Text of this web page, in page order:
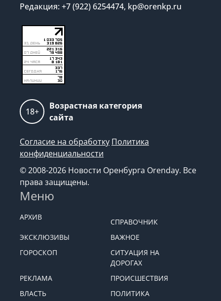
Редакция: +7 (922) 6254474, kp@orenkp.ru
18+
Возрастная категория
сайта
Согласие на обработку Политика
конфиденциальности
© 2008-2026 Новости Оренбурга Orenday. Все
права защищены.
Меню
АРХИВ
СПРАВОЧНИК
ЭКСКЛЮЗИВЫ
ВАЖНОЕ
ГОРОСКОП
СИТУАЦИЯ НА
ДОРОГАХ
РЕКЛАМА
ПРОИСШЕСТВИЯ
ВЛАСТЬ
ПОЛИТИКА